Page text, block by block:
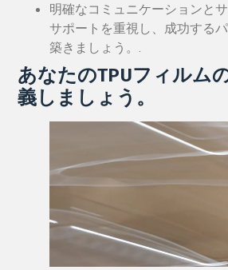
明確なコミュニケーションと
サポートを重視し、成功する
築きましょう。.
あなたのTPUフィルム
義しましょう。